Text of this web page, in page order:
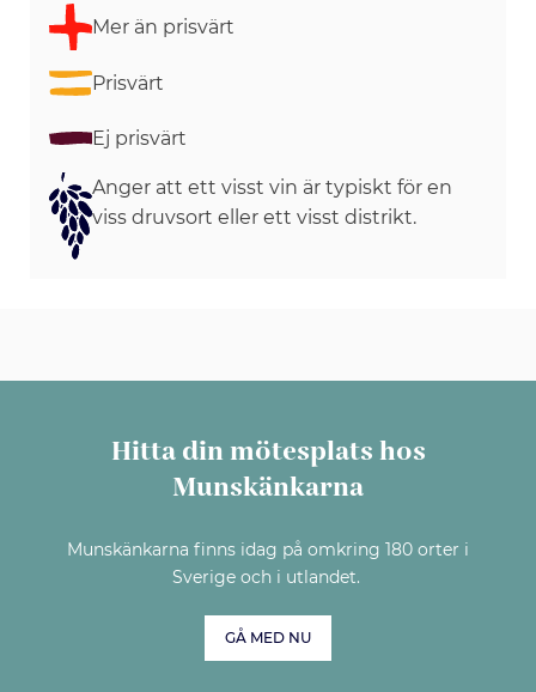
Mer än prisvärt
Prisvärt
Ej prisvärt
Anger att ett visst vin är typiskt för en
viss druvsort eller ett visst distrikt.
Hitta din mötesplats hos
Munskänkarna
Munskänkarna finns idag på omkring 180 orter i
Sverige och i utlandet.
GÅ MED NU